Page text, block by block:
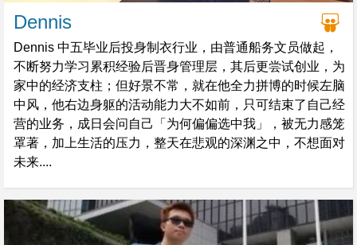
Dennis
Dennis 中五毕业后投身制衣行业，由普通船务文员做起，
不断努力学习累积经验后晋身管理层，其后更尝试创业，为
家中的经济支柱；但好景不常，就在他全力拼博的时候左脑
中风，他右边身躯的活动能力大不如前，只可结束了自己经
营的业务，成日会问自己「为何偏偏选中我」，被无力感笼
罩著，加上生活的压力，整天在悲观的深渊之中，不想面对
未来....